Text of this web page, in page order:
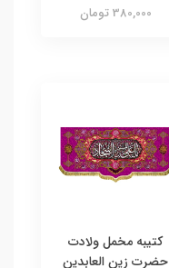
380,000 تومان
کتیبه مخمل ولادت
حضرت زین العابدین